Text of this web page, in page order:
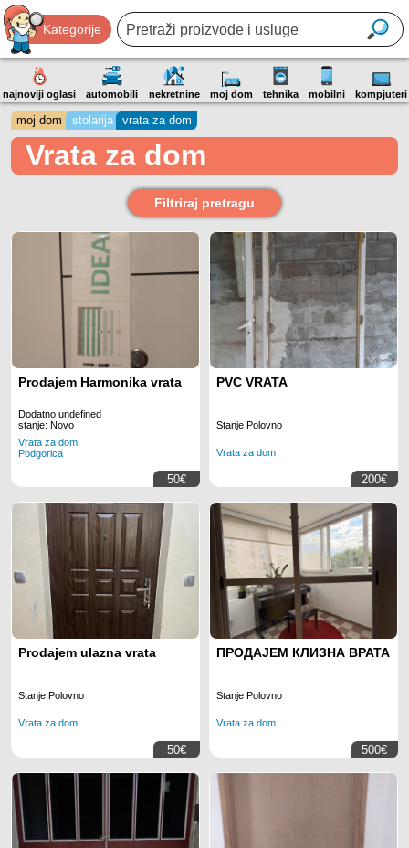
Kategorije
najnoviji oglasi automobili nekretnine moj dom tehnika mobilni kompjuteri
moj dom stolarija vrata za dom
Vrata za dom
Filtriraj pretragu
Prodajem Harmonika vrata
Dodatno undefined
stanje: Novo
Vrata za dom
Podgorica
50€
PVC VRATA
Stanje Polovno
Vrata za dom
200€
Prodajem ulazna vrata
Stanje Polovno
Vrata za dom
50€
ПРОДАЈЕМ КЛИЗНА ВРАТА
Stanje Polovno
Vrata za dom
500€